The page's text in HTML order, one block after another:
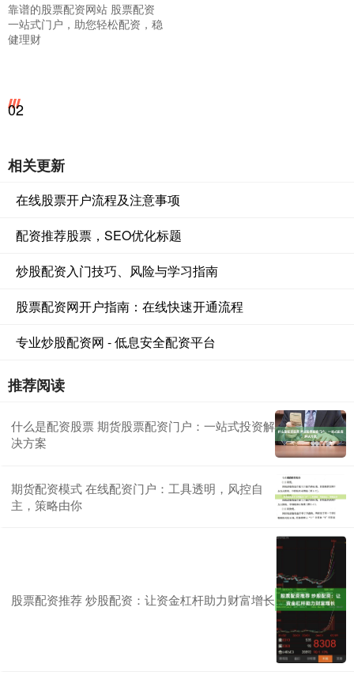
靠谱的股票配资网站 股票配资
一站式门户，助您轻松配资，稳
健理财
02
相关更新
在线股票开户流程及注意事项
配资推荐股票，SEO优化标题
炒股配资入门技巧、风险与学习指南
股票配资网开户指南：在线快速开通流程
专业炒股配资网 - 低息安全配资平台
推荐阅读
什么是配资股票 期货股票配资门户：一站式投资解
决方案
期货配资模式 在线配资门户：工具透明，风控自
主，策略由你
股票配资推荐 炒股配资：让资金杠杆助力财富增长